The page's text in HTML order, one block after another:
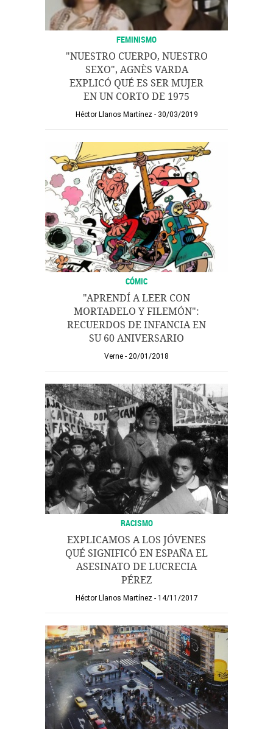
FEMINISMO
"NUESTRO CUERPO, NUESTRO
SEXO", AGNÈS VARDA
EXPLICÓ QUÉ ES SER MUJER
EN UN CORTO DE 1975
Héctor Llanos Martínez 30/03/2019
CÓMIC
"APRENDÍ A LEER CON
MORTADELO Y FILEMÓN":
RECUERDOS DE INFANCIA EN
SU 60 ANIVERSARIO
Verne 20/01/2018
RACISMO
EXPLICAMOS A LOS JÓVENES
QUÉ SIGNIFICÓ EN ESPAÑA EL
ASESINATO DE LUCRECIA
PÉREZ
Héctor Llanos Martínez 14/11/2017